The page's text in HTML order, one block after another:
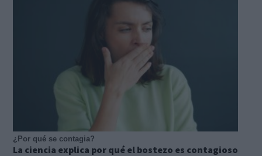
¿Por qué se contagia?
La ciencia explica por qué el bostezo es contagioso